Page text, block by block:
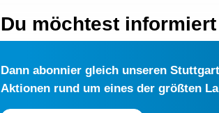
Du möchtest
Dann abonnier gleich unseren
Aktionen rund um eines der größten